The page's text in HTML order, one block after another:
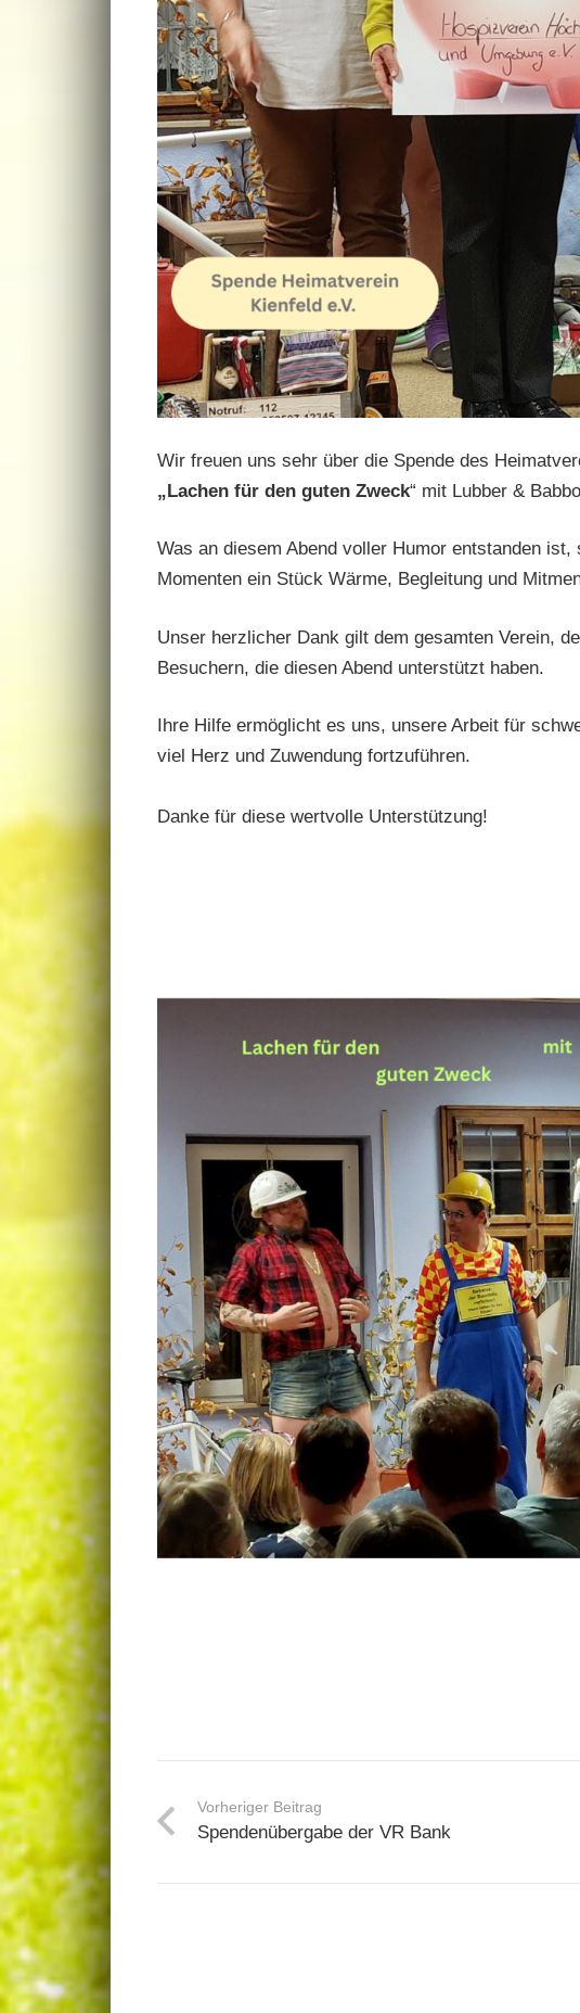
Wir freuen uns sehr über die Spende des
„Lachen für den guten Zweck“ mit Lubber &
Was an diesem Abend voller Humor entstanden
Momenten ein Stück Wärme, Begleitung und
Unser herzlicher Dank gilt dem gesamten Verein,
Besuchern, die diesen Abend unterstützt haben.
Ihre Hilfe ermöglicht es uns, unsere Arbeit für
viel Herz und Zuwendung fortzuführen.
Danke für diese wertvolle Unterstützung!
Vorheriger Beitrag
Spendenübergabe der VR Bank